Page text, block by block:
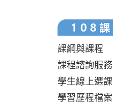
課綱與課程
課程諮詢服務
學生線上選課
學習歷程檔案